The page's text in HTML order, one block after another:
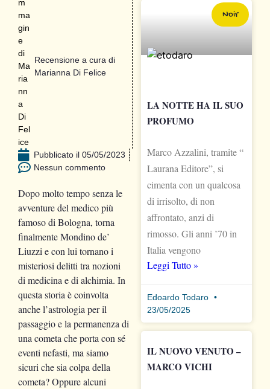
Recensione a cura di
Marianna Di Felice
Pubblicato il 05/05/2023
Nessun commento
Dopo molto tempo senza le
avventure del medico più
famoso di Bologna, torna
finalmente Mondino de’
Liuzzi e con lui tornano i
misteriosi delitti tra nozioni
di medicina e di alchimia. In
questa storia è coinvolta
anche l’astrologia per il
passaggio e la permanenza di
una cometa che porta con sé
eventi nefasti, ma siamo
sicuri che sia colpa della
cometa? Oppure alcuni
Noir
LA NOTTE HA IL SUO
PROFUMO
Marco Azzalini, tramite “
Laurana Editore”, si
cimenta con un qualcosa
di irrisolto, di non
affrontato, anzi di
rimosso. Gli anni ’70 in
Italia vengono
Leggi Tutto »
Edoardo Todaro
23/05/2025
IL NUOVO VENUTO –
MARCO VICHI